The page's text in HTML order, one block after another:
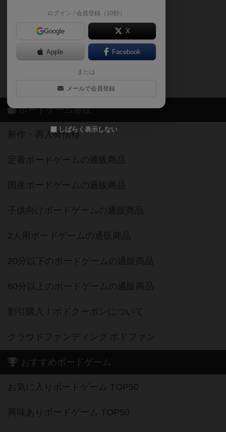
ログイン / 会員登録（10秒）
Google X
Apple Facebook
または
メールで会員登録
しばらく表示しない
掲示板・トピックス
ボドとも・会員一覧
ボードゲーム業界コラム
ボドゲーマご利用案内
ボードゲーム通販
新作・再入荷情報
定番ボードゲームの通販商品
国産ボードゲームの通販商品
子供向けボードゲームの通販商品
2人用ボードゲームの通販商品
20分以下のボードゲームの通販商品
60分以上のボードゲームの通販商品
割引購入！ボドクーポンについて
クラウドファンディング ボドファン
おすすめボードゲーム
お気に入りボードゲーム TOP50
興味ありボードゲーム TOP50